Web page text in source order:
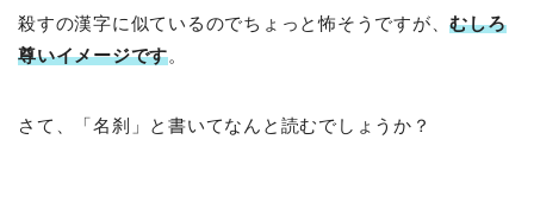
殺すの漢字に似ているのでちょっと怖そうですが、むしろ
尊いイメージです。
さて、「名刹」と書いてなんと読むでしょうか？